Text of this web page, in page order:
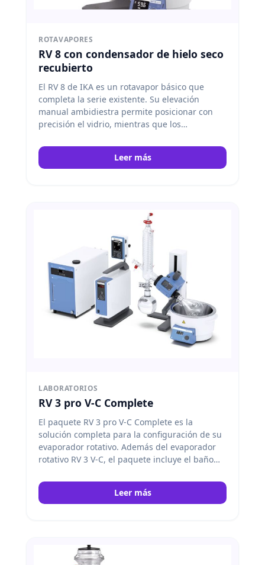
ROTAVAPORES
RV 8 con condensador de hielo seco
recubierto
El RV 8 de IKA es un rotavapor básico que
completa la serie existente. Su elevación
manual ambidiestra permite posicionar con
precisión el vidrio, mientras que los
temperatura garantizan un control óptimo.
Además, incorpora un nuevo mecanismo que
Leer más
LABORATORIOS
RV 3 pro V-C Complete
El paquete RV 3 pro V-C Complete es la
solución completa para la configuración de su
evaporador rotativo. Además del evaporador
rotativo RV 3 V-C, el paquete incluye el baño
y un rango de temperatura de calentamiento
de RT a 99 °C, un conjunto de condensador
con controlador de vacío VC 10 lite y el
recirculador de enfriamiento RC 2 lite. IKA
Leer más